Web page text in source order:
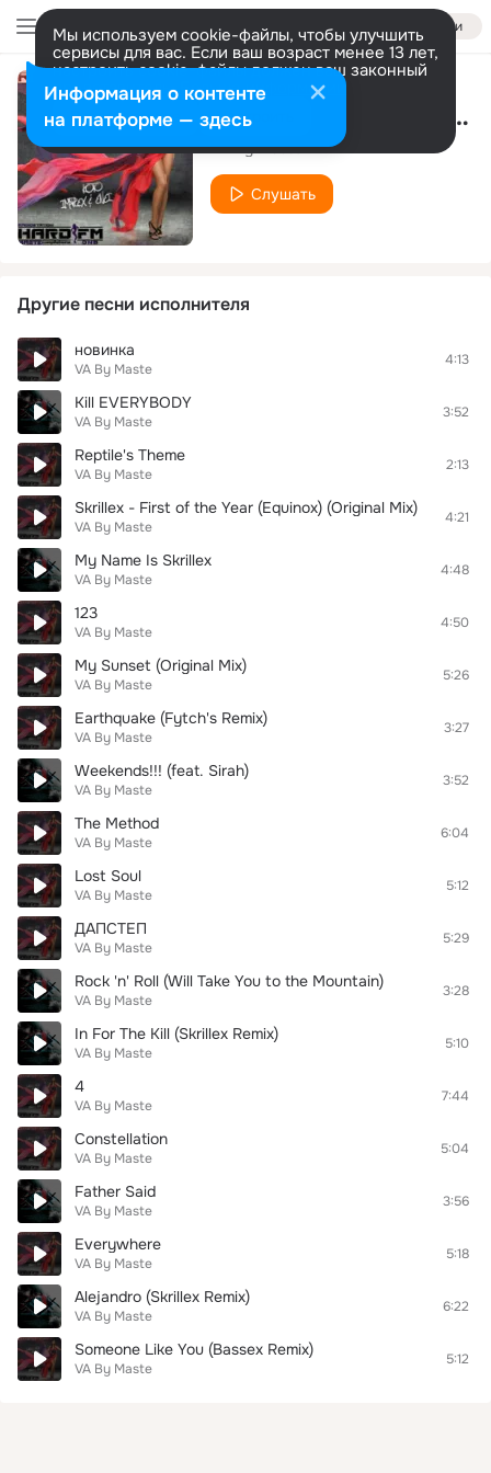
Войти
Мы используем cookie-файлы, чтобы улучшить
сервисы для вас. Если ваш возраст менее 13 лет,
настроить cookie-файлы должен ваш законный
представитель. Больше информации
Разрешить все Настроить Chaos Reigns (Original Mix)
VA By Maste
Слушать
Другие песни исполнителя
новинка
VA By Maste
4:13
Kill EVERYBODY
VA By Maste
3:52
Reptile's Theme
VA By Maste
2:13
Skrillex - First of the Year (Equinox) (Original Mix)
VA By Maste
4:21
My Name Is Skrillex
VA By Maste
4:48
123
VA By Maste
4:50
My Sunset (Original Mix)
VA By Maste
5:26
Earthquake (Fytch's Remix)
VA By Maste
3:27
Weekends!!! (feat. Sirah)
VA By Maste
3:52
The Method
VA By Maste
6:04
Lost Soul
VA By Maste
5:12
ДАПСТЕП
VA By Maste
5:29
Rock 'n' Roll (Will Take You to the Mountain)
VA By Maste
3:28
In For The Kill (Skrillex Remix)
VA By Maste
5:10
4
VA By Maste
7:44
Constellation
VA By Maste
5:04
Father Said
VA By Maste
3:56
Everywhere
VA By Maste
5:18
Alejandro (Skrillex Remix)
VA By Maste
6:22
Someone Like You (Bassex Remix)
VA By Maste
5:12
Информация о контенте
на платформе — здесь